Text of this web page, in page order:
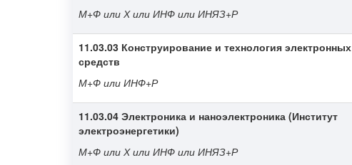
М+Ф или Х или ИНФ или ИНЯЗ+Р
11.03.03 Конструирование и технология электронных
средств
М+Ф или ИНФ+Р
11.03.04 Электроника и наноэлектроника (Институт
электроэнергетики)
М+Ф или Х или ИНФ или ИНЯЗ+Р